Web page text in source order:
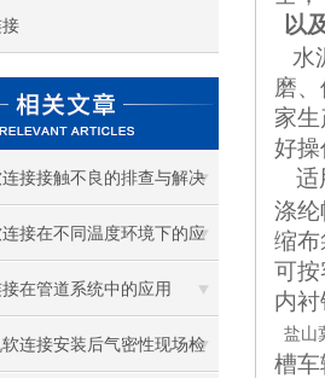
接
接接触不良的排查与解决
接在不同温度环境下的应
在管道系统中的应用
连接安装后气密性现场检
以
水
磨
家生
好操
适
涤
缩
可按
内衬
盐山
槽车